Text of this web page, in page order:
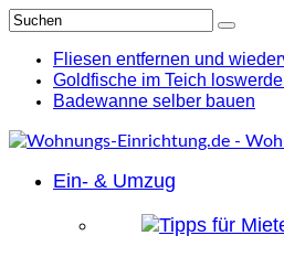
Fliesen entfernen und
Goldfische im Teich
Badewanne selber bauen
Ein- & Umzug